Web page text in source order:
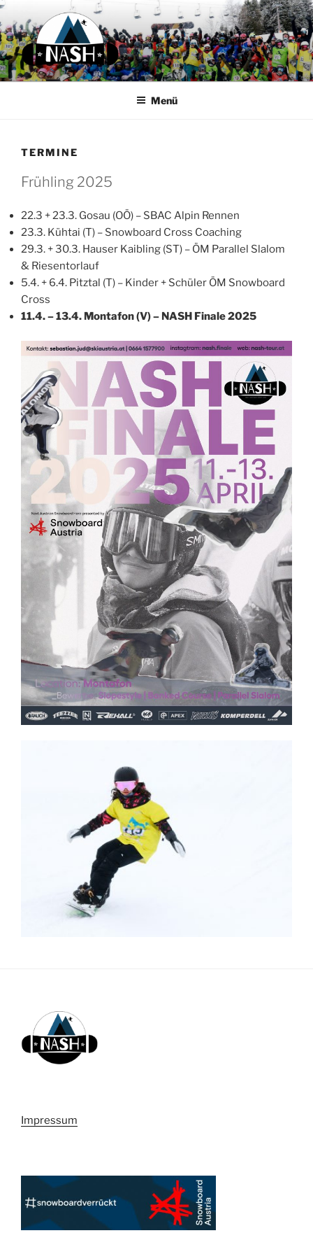
Zum
Inhalt
springen
N.A.S.H.
Next Austrian Snow Hero
Menü
TERMINE
Frühling 2025
22.3 + 23.3. Gosau (OÖ) – SBAC Alpin Rennen
23.3. Kühtai (T) – Snowboard Cross Coaching
29.3. + 30.3. Hauser Kaibling (ST) – ÖM Parallel Slalom
& Riesentorlauf
5.4. + 6.4. Pitztal (T) – Kinder + Schüler ÖM Snowboard
Cross
11.4. – 13.4. Montafon (V) – NASH Finale 2025
Impressum